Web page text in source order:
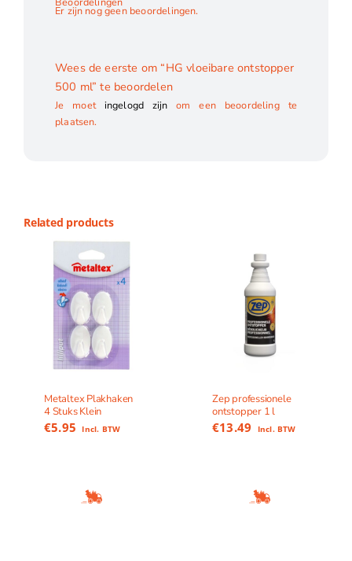
Er zijn nog geen beoordelingen.
Wees de eerste om “HG vloeibare ontstopper
500 ml” te beoordelen
Je moet ingelogd zijn om een beoordeling te
plaatsen.
Related products
Metaltex Plakhaken
4 Stuks Klein
€5.95 Incl. BTW
Zep professionele
ontstopper 1 l
€13.49 Incl. BTW